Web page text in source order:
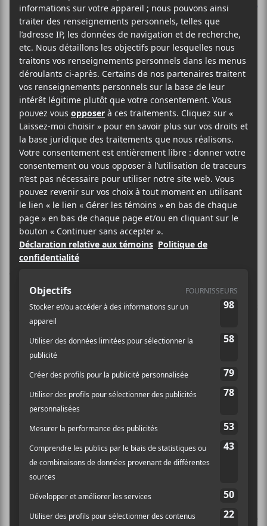
Le festival Avec
Le Temps est de
retour et dévoile
une partie de sa
programmation
édition remise à plus tard, le festival
Avec Le Temps sera de retour en mars
2022!
Le festival se tiendra à Marseille et ses alentours du 11
au 24 mars 2022. Avec Le Temps revient avec tout ce
qui fait son charme, soit « l’itinérance, la mise en
lumière d’une scène actuelle francophone plurielle et
la découverte comme part incontournable de la
programmation, notamment avec le retour du
Parcours Chanson et de nos amis canadiens »
apprend-on par voie de communiqué.
La programmation complète sera rendue disponible le